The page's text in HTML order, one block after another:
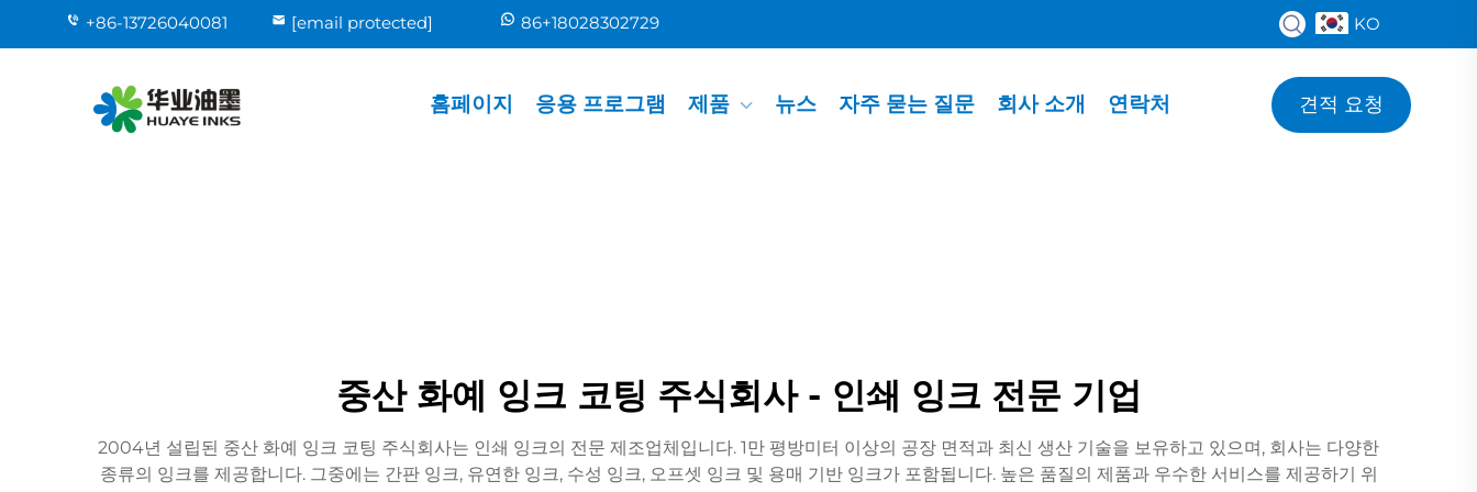
+86-13726040081 [email protected] 86+18028302729 KO
홈페이지 응용 프로그램 제품 뉴스 자주 묻는 질문 회사 소개 연락처 견적 요청
중산 화예 잉크 코팅 주식회사 - 인쇄 잉크 전문 기업
2004년 설립된 중산 화예 잉크 코팅 주식회사는 인쇄 잉크의 전문 제조업체입니다. 1만 평방미터 이상의 공장 면적과 최신 생산 기술을 보유하고 있으며, 회사는 다양한
종류의 잉크를 제공합니다. 그중에는 간판 잉크, 유연한 잉크, 수성 잉크, 오프셋 잉크 및 용매 기반 잉크가 포함됩니다. 높은 품질의 제품과 우수한 서비스를 제공하기 위